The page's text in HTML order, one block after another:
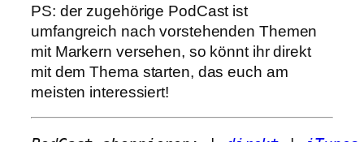
PS: der zugehörige PodCast ist
umfangreich nach vorstehenden Themen
mit Markern versehen, so könnt ihr direkt
mit dem Thema starten, das euch am
meisten interessiert!